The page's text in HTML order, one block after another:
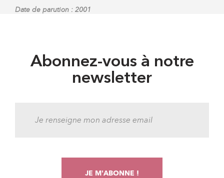
Date de parution : 2001
Abonnez-vous à notre
newsletter